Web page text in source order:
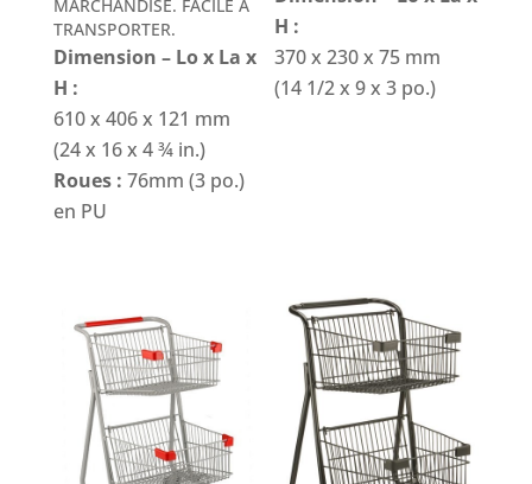
MARCHANDISE. FACILE À
TRANSPORTER.
Dimension – Lo x La x
H :
610 x 406 x 121 mm
(24 x 16 x 4 ¾ in.)
Roues : 76mm (3 po.)
en PU
H :
370 x 230 x 75 mm
(14 1/2 x 9 x 3 po.)